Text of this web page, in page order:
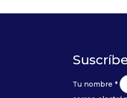
Tu nombre *